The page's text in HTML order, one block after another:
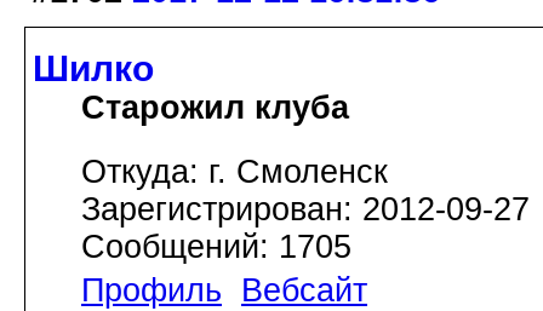
Шилко
Старожил клуба
Откуда: г. Смоленск
Зарегистрирован: 2012-09-27
Сообщений: 1705
Профиль
Вебсайт